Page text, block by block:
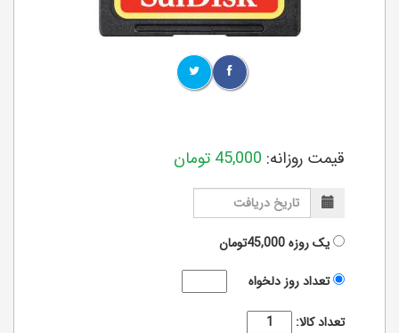
قیمت روزانه: 45,000 تومان
یک روزه45,000تومان
تعداد روز دلخواه
تعداد کالا: